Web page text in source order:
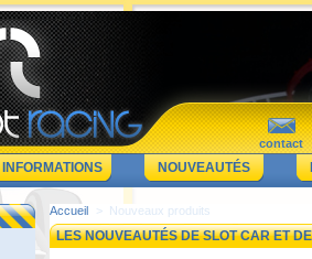
contact
INFORMATIONS NOUVEAUTÉS
Accueil > Nouveaux produits
LES NOUVEAUTÉS DE SLOT CAR ET